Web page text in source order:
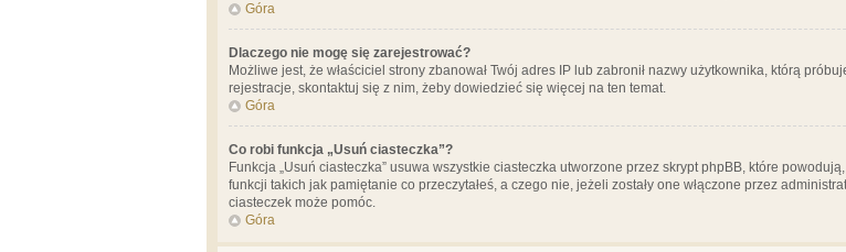
Góra
Dlaczego nie mogę się zarejestrować?
Możliwe jest, że właściciel strony zbanował Twój adres IP lub zabronił nazwy użytkownika, którą
rejestracje, skontaktuj się z nim, żeby dowiedzieć się więcej na ten temat.
Góra
Co robi funkcja „Usuń ciasteczka”?
Funkcja „Usuń ciasteczka” usuwa wszystkie ciasteczka utworzone przez skrypt phpBB, które
funkcji takich jak pamiętanie co przeczytałeś, a czego nie, jeżeli zostały one włączone przez
ciasteczek może pomóc.
Góra